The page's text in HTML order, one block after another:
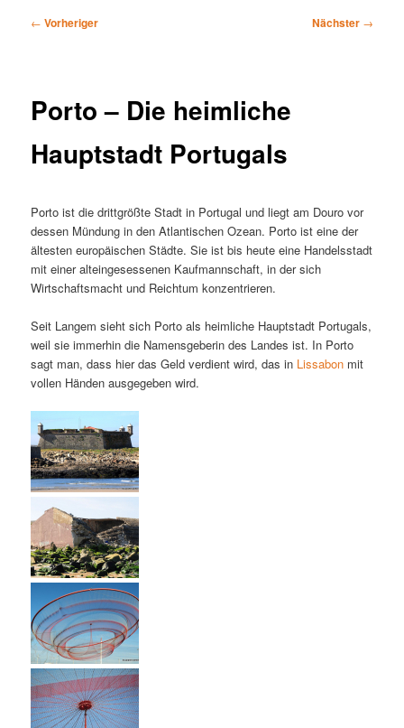
Beitragsnavigation
← Vorheriger Nächster →
Porto – Die heimliche
Hauptstadt Portugals
Porto ist die drittgrößte Stadt in Portugal und liegt am Douro vor
dessen Mündung in den Atlantischen Ozean. Porto ist eine der
ältesten europäischen Städte. Sie ist bis heute eine Handelsstadt
mit einer alteingesessenen Kaufmannschaft, in der sich
Wirtschaftsmacht und Reichtum konzentrieren.
Seit Langem sieht sich Porto als heimliche Hauptstadt Portugals,
weil sie immerhin die Namensgeberin des Landes ist. In Porto
sagt man, dass hier das Geld verdient wird, das in Lissabon mit
vollen Händen ausgegeben wird.